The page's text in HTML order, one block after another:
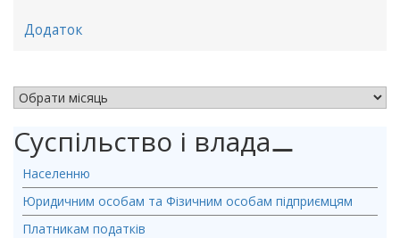
Додаток
Суспільство і влада⚊
Населенню
Юридичним особам та Фізичним особам підприємцям
Платникам податків